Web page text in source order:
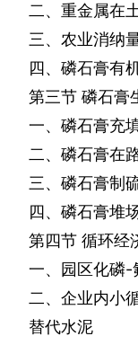
二、重金属在
三、农业消纳
四、磷石膏有
第三节 磷石膏
一、磷石膏充
二、磷石膏在
三、磷石膏制
四、磷石膏堆
第四节 循环经
一、园区化磷-
二、企业内小
替代水泥